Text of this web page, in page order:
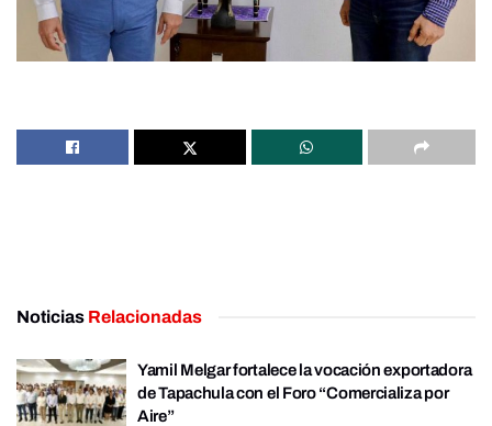
Noticias Relacionadas
Yamil Melgar fortalece la vocación exportadora
de Tapachula con el Foro “Comercializa por
Aire”